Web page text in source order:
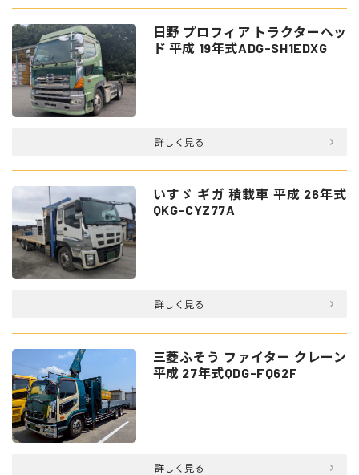
日野 プロフィア トラクターヘッ
ド 平成 19年式ADG-SH1EDXG
詳しく見る
いすゞ ギガ 積載車 平成 26年式
QKG-CYZ77A
詳しく見る
三菱ふそう ファイター クレーン
平成 27年式QDG-FQ62F
詳しく見る